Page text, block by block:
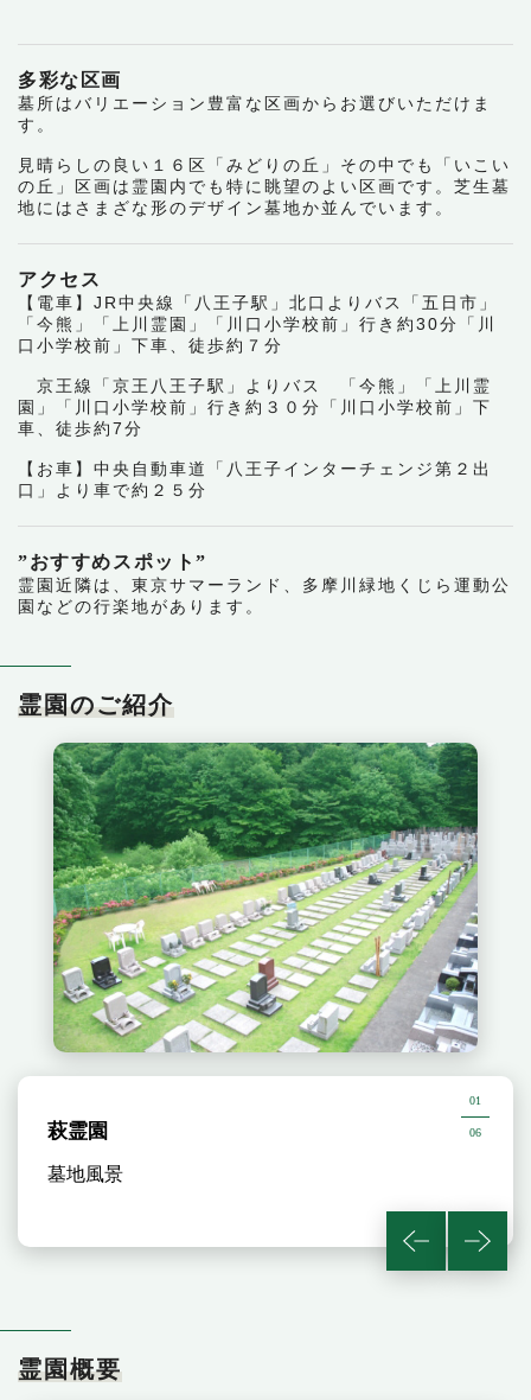
多彩な区画
墓所はバリエーション豊富な区画からお選びいただけま
す。
見晴らしの良い１６区「みどりの丘」その中でも「いこい
の丘」区画は霊園内でも特に眺望のよい区画です。芝生墓
地にはさまざな形のデザイン墓地か並んでいます。
アクセス
【電車】JR中央線「八王子駅」北口よりバス「五日市」
「今熊」「上川霊園」「川口小学校前」行き約30分「川
口小学校前」下車、徒歩約７分
京王線「京王八王子駅」よりバス 「今熊」「上川霊
園」「川口小学校前」行き約３０分「川口小学校前」下
車、徒歩約7分
【お車】中央自動車道「八王子インターチェンジ第２出
口」より車で約２５分
”おすすめスポット”
霊園近隣は、東京サマーランド、多摩川緑地くじら運動公
園などの行楽地があります。
霊園のご紹介
萩霊園
墓地風景
01
06
霊園概要